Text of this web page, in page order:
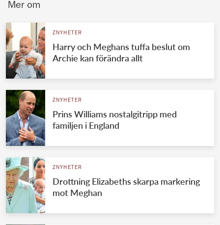
Mer om
ZNYHETER
Harry och Meghans tuffa beslut om
Archie kan förändra allt
ZNYHETER
Prins Williams nostalgitripp med
familjen i England
ZNYHETER
Drottning Elizabeths skarpa markering
mot Meghan